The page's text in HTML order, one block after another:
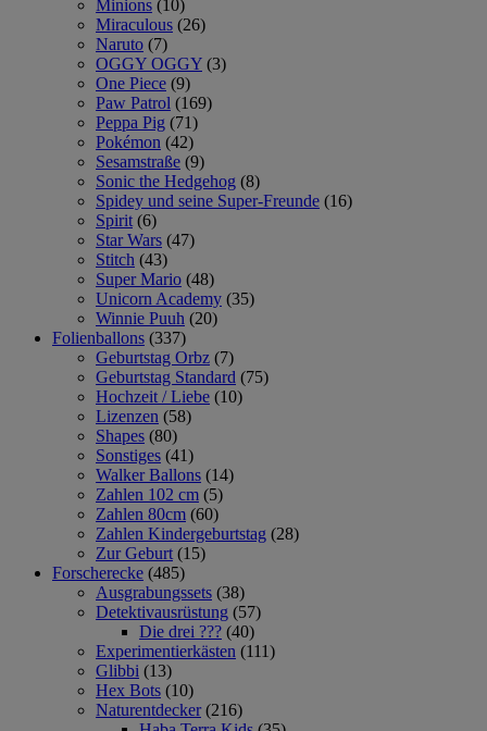
Minions (10)
Miraculous (26)
Naruto (7)
OGGY OGGY (3)
One Piece (9)
Paw Patrol (169)
Peppa Pig (71)
Pokémon (42)
Sesamstraße (9)
Sonic the Hedgehog (8)
Spidey und seine Super-Freunde (16)
Spirit (6)
Star Wars (47)
Stitch (43)
Super Mario (48)
Unicorn Academy (35)
Winnie Puuh (20)
Folienballons (337)
Geburtstag Orbz (7)
Geburtstag Standard (75)
Hochzeit / Liebe (10)
Lizenzen (58)
Shapes (80)
Sonstiges (41)
Walker Ballons (14)
Zahlen 102 cm (5)
Zahlen 80cm (60)
Zahlen Kindergeburtstag (28)
Zur Geburt (15)
Forscherecke (485)
Ausgrabungssets (38)
Detektivausrüstung (57)
Die drei ??? (40)
Experimentierkästen (111)
Glibbi (13)
Hex Bots (10)
Naturentdecker (216)